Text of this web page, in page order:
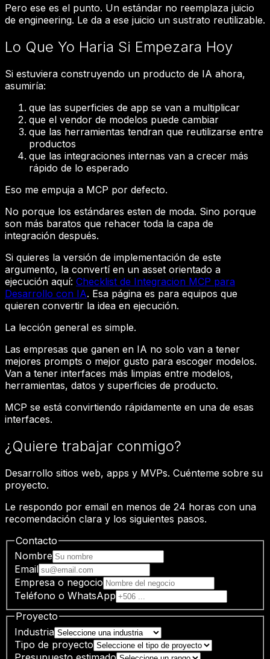
Pero ese es el punto. Un estándar no reemplaza juicio
de engineering. Le da a ese juicio un sustrato reutilizable.
Lo Que Yo Haria Si Empezara Hoy
Si estuviera construyendo un producto de IA ahora,
asumiría:
que las superficies de app se van a multiplicar
que el vendor de modelos puede cambiar
que las herramientas tendran que reutilizarse entre
productos
que las integraciones internas van a crecer más
rápido de lo esperado
Eso me empuja a MCP por defecto.
No porque los estándares esten de moda. Sino porque
son más baratos que rehacer toda la capa de
integración después.
Si quieres la versión de implementación de este
argumento, la convertí en un asset orientado a
ejecución aquí: Checklist de Integracion MCP para
Desarrollo con IA. Esa página es para equipos que
quieren convertir la idea en ejecución.
La lección general es simple.
Las empresas que ganen en IA no solo van a tener
mejores prompts o mejor gusto para escoger modelos.
Van a tener interfaces más limpias entre modelos,
herramientas, datos y superficies de producto.
MCP se está convirtiendo rápidamente en una de esas
interfaces.
¿Quiere trabajar conmigo?
Desarrollo sitios web, apps y MVPs. Cuénteme sobre su
proyecto.
Le respondo por email en menos de 24 horas con una
recomendación clara y los siguientes pasos.
Contacto
Nombre
Email
Empresa o negocio
Teléfono o WhatsApp
Proyecto
Industria
Tipo de proyecto